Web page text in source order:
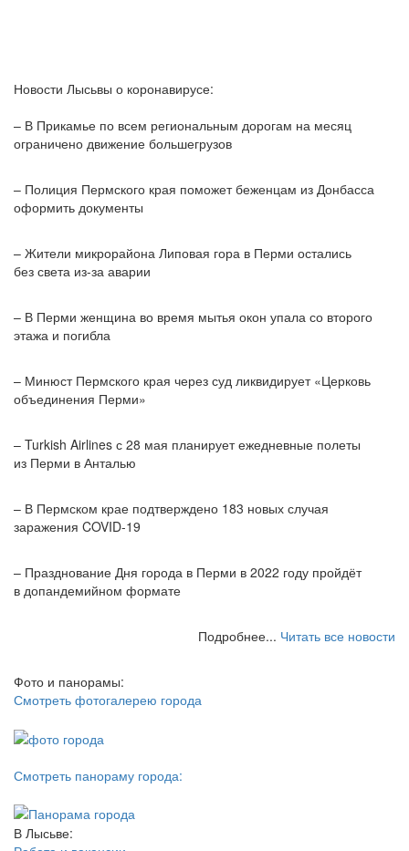
Новости Лысьвы о коронавирусе:
– В Прикамье по всем региональным дорогам на месяц
ограничено движение большегрузов
– Полиция Пермского края поможет беженцам из Донбасса
оформить документы
– Жители микрорайона Липовая гора в Перми остались
без света из-за аварии
– В Перми женщина во время мытья окон упала со второго
этажа и погибла
– Минюст Пермского края через суд ликвидирует «Церковь
объединения Перми»
– Turkish Airlines с 28 мая планирует ежедневные полеты
из Перми в Анталью
– В Пермском крае подтверждено 183 новых случая
заражения COVID-19
– Празднование Дня города в Перми в 2022 году пройдёт
в допандемийном формате
Подробнее... Читать все новости
Фото и панорамы:
Смотреть фотогалерею города
Смотреть панораму города:
В Лысьве: